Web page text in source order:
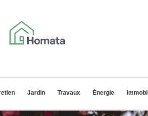
Jardin Travaux Énergie